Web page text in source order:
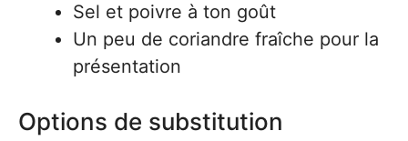
Sel et poivre à ton goût
Un peu de coriandre fraîche pour la
présentation
Options de substitution